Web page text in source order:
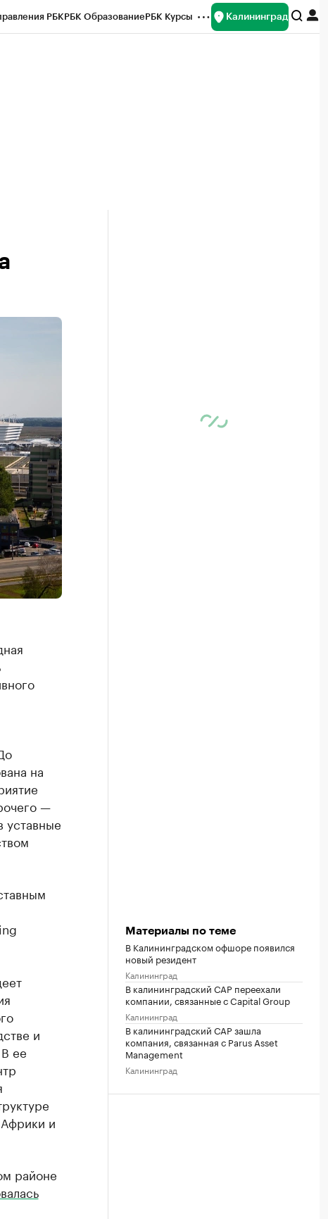
РБКРБК ОбразованиеРБК Курсы Калининград
на
—
уставные
и
ее
и
районе
Материалы по теме
В Калининградском офшоре появился
новый резидент
Калининград
В калининградский САР переехали
компании, связанные с Capital Group
Калининград
В калининградский САР зашла
компания, связанная с Parus Asset
Management
Калининград